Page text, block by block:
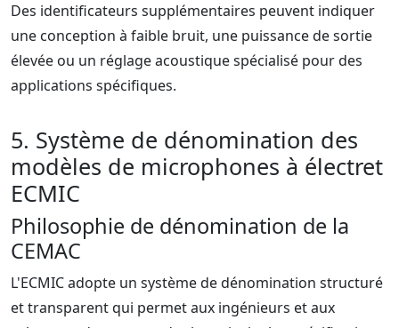
Des identificateurs supplémentaires peuvent indiquer
une conception à faible bruit, une puissance de sortie
élevée ou un réglage acoustique spécialisé pour des
applications spécifiques.
5. Système de dénomination des
modèles de microphones à électret
ECMIC
Philosophie de dénomination de la
CEMAC
L'ECMIC adopte un système de dénomination structuré
et transparent qui permet aux ingénieurs et aux